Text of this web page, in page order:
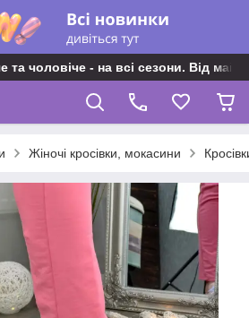
та чоловіче - на всі сезони. Від
Жіночі кросівки, мокасини